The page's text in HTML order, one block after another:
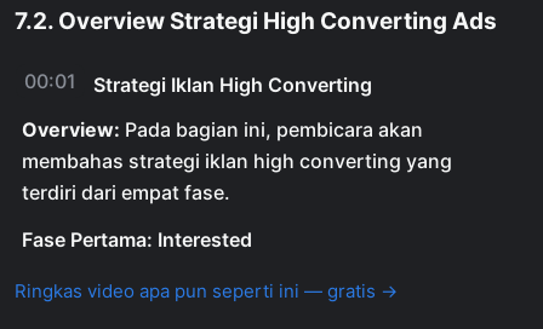
7.2. Overview Strategi High Converting Ads
00:01
Strategi Iklan High Converting
Overview: Pada bagian ini, pembicara akan
membahas strategi iklan high converting yang
terdiri dari empat fase.
Fase Pertama: Interested
Ringkas video apa pun seperti ini — gratis →